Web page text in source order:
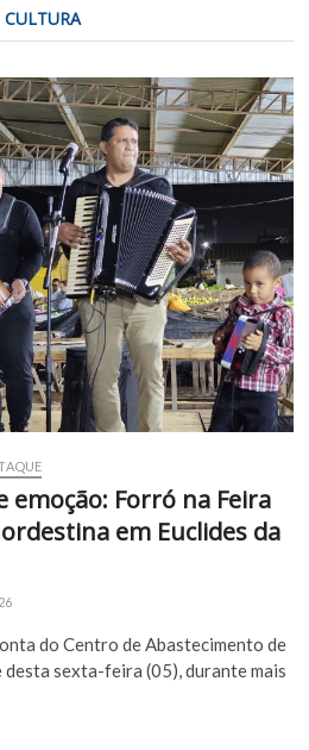
CULTURA
emoção: Forró na Feira
em Euclides da
do Centro de Abastecimento de
desta sexta-feira (05), durante mais